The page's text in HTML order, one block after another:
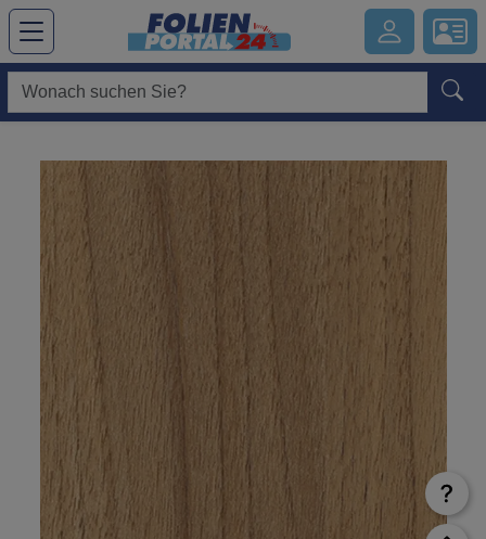
Hauptregion der Seite anspringen